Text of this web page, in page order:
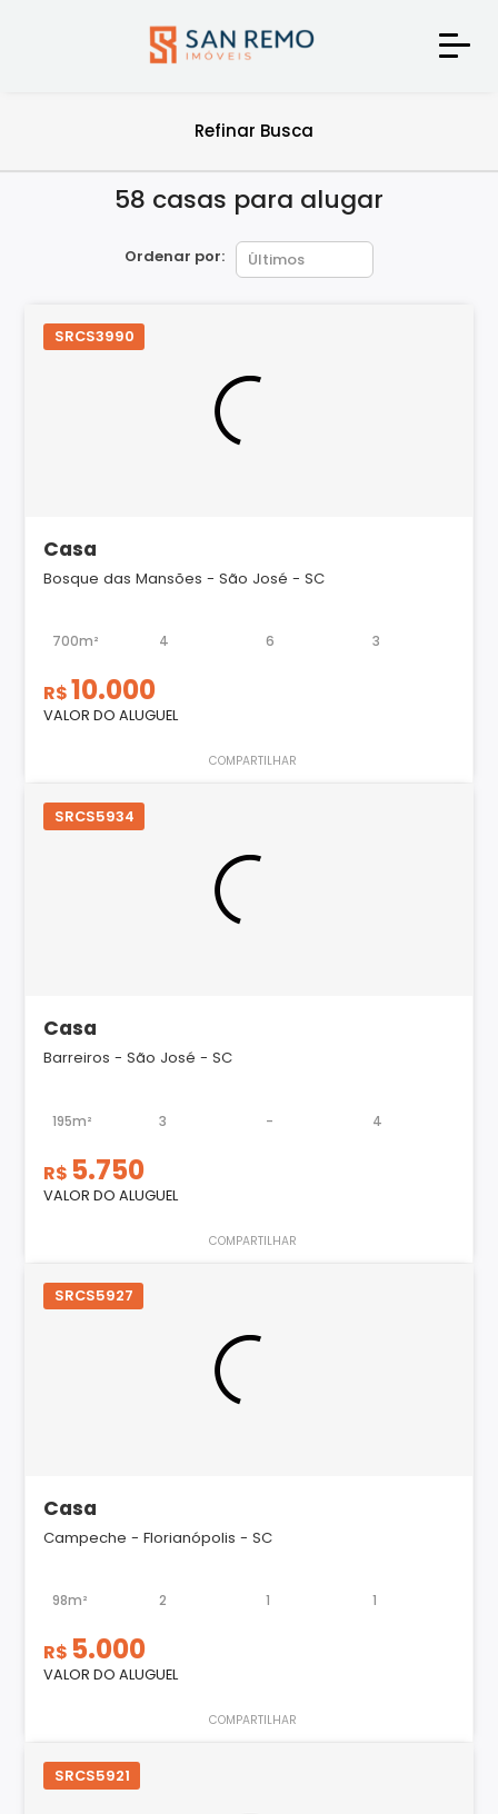
Refinar Busca
58 casas para alugar
Ordenar por:
SRCS3990
Casa
Bosque das Mansões - São José - SC
700m² 4 6 3
R$10.000
VALOR DO ALUGUEL
COMPARTILHAR
SRCS5934
Casa
Barreiros - São José - SC
195m² 3 - 4
R$ 5.750
VALOR DO ALUGUEL
COMPARTILHAR
SRCS5927
Casa
Campeche - Florianópolis - SC
98m² 2 1 1
R$ 5.000
VALOR DO ALUGUEL
COMPARTILHAR
SRCS5921